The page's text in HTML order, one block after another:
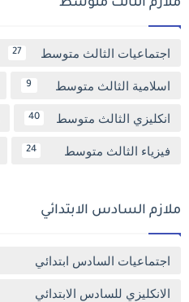
ملازم الثالث متوسط
اجتماعيات الثالث متوسط 27
اسلامية الثالث متوسط 9
انكليزي الثالث متوسط 40
فيزياء الثالث متوسط 24
ملازم السادس الابتدائي
اجتماعيات السادس ابتدائي
الانكليزي للسادس الابتدائي